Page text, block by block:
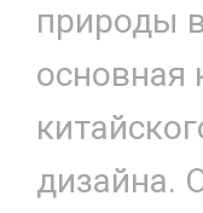
природы
основная
дизайна.